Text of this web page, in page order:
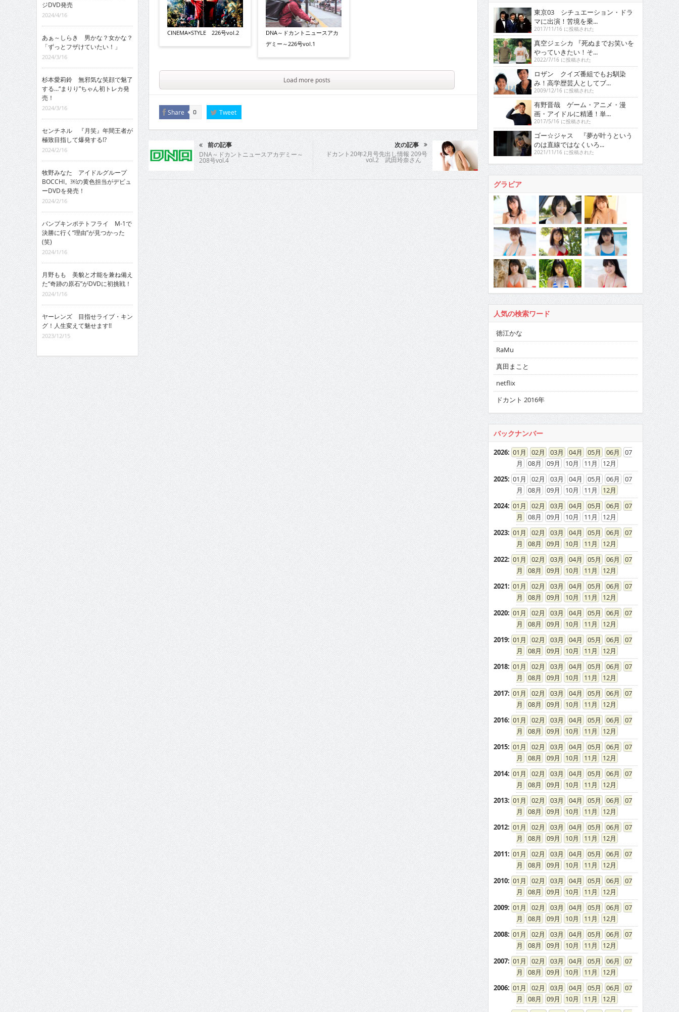
CINEMA×STYLE 226号vol.2
DNA～ドカントニュースアカ
デミー～226号vol.1
Load more posts
Share 0 Tweet
前の記事
DNA～ドカントニュースアカデミー～
208号vol.4
次の記事
ドカント20年2月号先出し情報 209号
vol.2 武田玲奈さん
ジDVD発売
2024/4/16
あぁ～しらき 男かな？女かな？
「ずっとフザけていたい！」
2024/3/16
杉本愛莉鈴 無邪気な笑顔で魅了
する…“まりり”ちゃん初トレカ発
売！
2024/3/16
センチネル 『月笑』年間王者が
極致目指して爆発する!?
2024/2/16
牧野みなた アイドルグループ
BOCCHI。￼の黄色担当がデビュ
ーDVDを発売！
2024/2/16
パンプキンポテトフライ M-1で
決勝に行く“理由”が見つかった
(笑)
2024/1/16
月野もも 美貌と才能を兼ね備え
た“奇跡の原石”がDVDに初挑戦！
2024/1/16
ヤーレンズ 目指せライブ・キン
グ！人生変えて魅せます!!
2023/12/15
東京03 シチュエーション・ドラ
マに出演！苦境を乗...
2017/11/16 に投稿された
真空ジェシカ 『死ぬまでお笑いを
やっていきたい！そ...
2022/7/16 に投稿された
ロザン クイズ番組でもお馴染
み！高学歴芸人としてブ...
2009/12/16 に投稿された
有野晋哉 ゲーム・アニメ・漫
画・アイドルに精通！単...
2017/5/16 に投稿された
ゴー☆ジャス 『夢が叶うという
のは直線ではなくいろ...
2021/11/16 に投稿された
グラビア
人気の検索ワード
徳江かな
RaMu
真田まこと
netflix
ドカント 2016年
バックナンバー
2026: 01 02 03 04 05 06
07
08
09 10 11
12
2025: 01 02 03 04 05 06
07
08
09 10 11
12
2024: 01 02 03 04 05 06
07
08
09 10 11
12
2023: 01 02 03 04 05 06
07
08
09 10 11
12
2022: 01 02 03 04 05 06
07
08
09 10 11
12
2021: 01 02 03 04 05 06
07
08
09 10 11
12
2020: 01 02 03 04 05 06
07
08
09 10 11
12
2019: 01 02 03 04 05 06
07
08
09 10 11
12
2018: 01 02 03 04 05 06
07
08
09 10 11
12
2017: 01 02 03 04 05 06
07
08
09 10 11
12
2016: 01 02 03 04 05 06
07
08
09 10 11
12
2015: 01 02 03 04 05 06
07
08
09 10 11
12
2014: 01 02 03 04 05 06
07
08
09 10 11
12
2013: 01 02 03 04 05 06
07
08
09 10 11
12
2012: 01 02 03 04 05 06
07
08
09 10 11
12
2011: 01 02 03 04 05 06
07
08
09 10 11
12
2010: 01 02 03 04 05 06
07
08
09 10 11
12
2009: 01 02 03 04 05 06
07
08
09 10 11
12
2008: 01 02 03 04 05 06
07
08
09 10 11
12
2007: 01 02 03 04 05 06
07
08
09 10 11
12
2006: 01 02 03 04 05 06
07
08
09 10 11
12